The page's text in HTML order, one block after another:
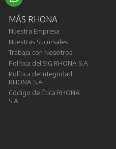
MÁS RHONA
Nuestra Empresa
Nuestras Sucursales
Trabaja con Nosotros
Política del SIG RHONA S.A.
Política de Integridad
RHONA S.A.
Código de Ética RHONA
S.A.